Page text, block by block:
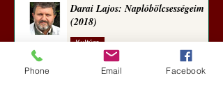
Darai Lajos: Naplóbölcsességeim
(2018)
Kultúra
Phone Email Facebook